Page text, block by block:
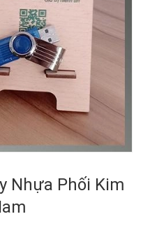
Nhựa Phối Kim